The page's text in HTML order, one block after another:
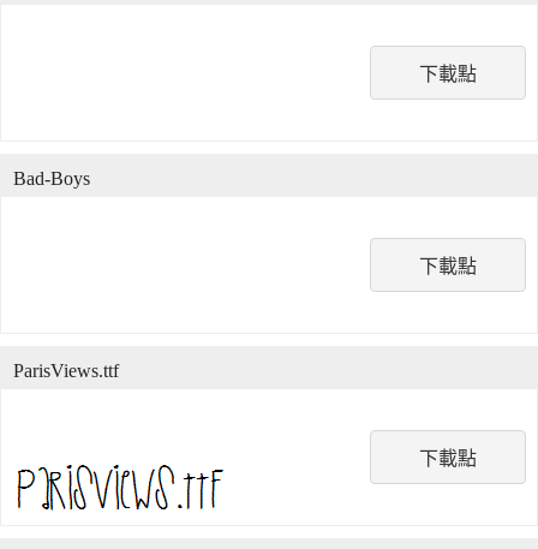
下載點
下載點
Bad-Boys
下載點
ParisViews.ttf